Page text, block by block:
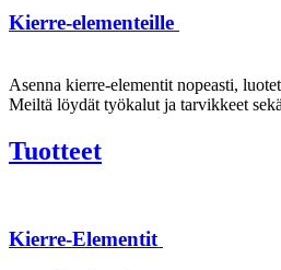
Kierre-elementeille
Asenna kierre-elementit nopeasti,
Meiltä löydät työkalut ja tarvikkeet
Tuotteet
Kierre-Elementit